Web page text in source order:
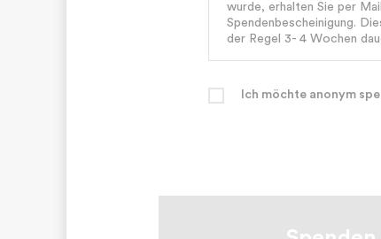
wurde, erhalten Sie per
Spendenbescheinigung.
der Regel 3- 4 Wochen
Ich möchte anonym